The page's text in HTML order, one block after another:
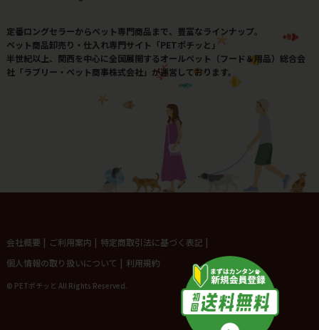
定番ロングセラーからペット専門商品まで、豊富なラインナップ。
ペット商品卸売り・仕入れ専門サイト「PETポチッと」
半世紀以上、関西を中心に全国展開するオールペット（フード＆用品）総合会
社「ラブリー・ペット商事株式会社」が運営しております。
会社概要 | ご利用案内 | 特定商取引法に基づく表記 |
個人情報の取り扱いについて | 利用規約
© PETポチッと All Rights Reserved.